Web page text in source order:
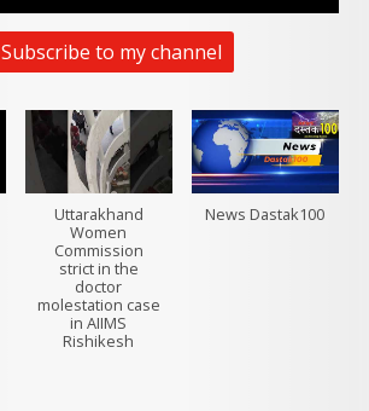
Subscribe to my channel
Uttarakhand
Women
Commission
strict in the
doctor
molestation case
in AIIMS
Rishikesh
News Dastak100